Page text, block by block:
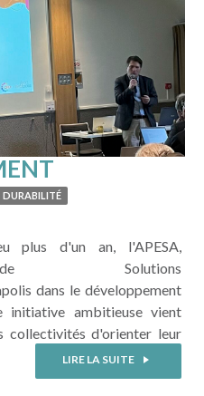
DURABILITÉ
plus d'un an, l'APESA,
Solutions
dans le développement
ambitieuse vient
collectivités d'orienter leur
service de la durabilité.
autour des budgets
LIRE LA SUITE